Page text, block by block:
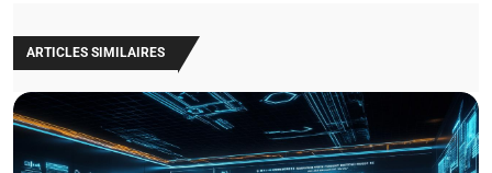
ARTICLES SIMILAIRES